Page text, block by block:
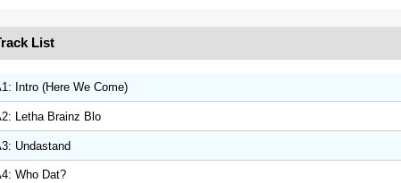
List
Intro (Here We Come)
Letha Brainz Blo
Undastand
Who Dat?